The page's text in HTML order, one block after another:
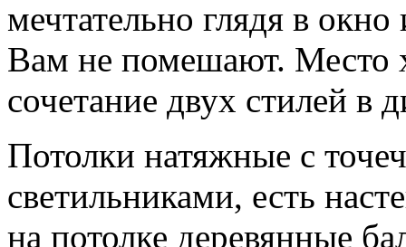
мечтательно глядя в
Вам не помешают. Место
сочетание двух стилей в
Потолки натяжные с
светильниками, есть
на потолке деревянные